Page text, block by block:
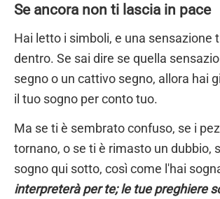
Se ancora non ti lascia in pace
Hai letto i simboli, e una sensazione
dentro. Se sai dire se quella
segno o un cattivo segno, allora hai
il tuo sogno per conto tuo.
Ma se ti è sembrato confuso, se i
tornano, o se ti è rimasto un dubbio,
sogno qui sotto, così come l'hai
interpreterà per te; le tue preghiere